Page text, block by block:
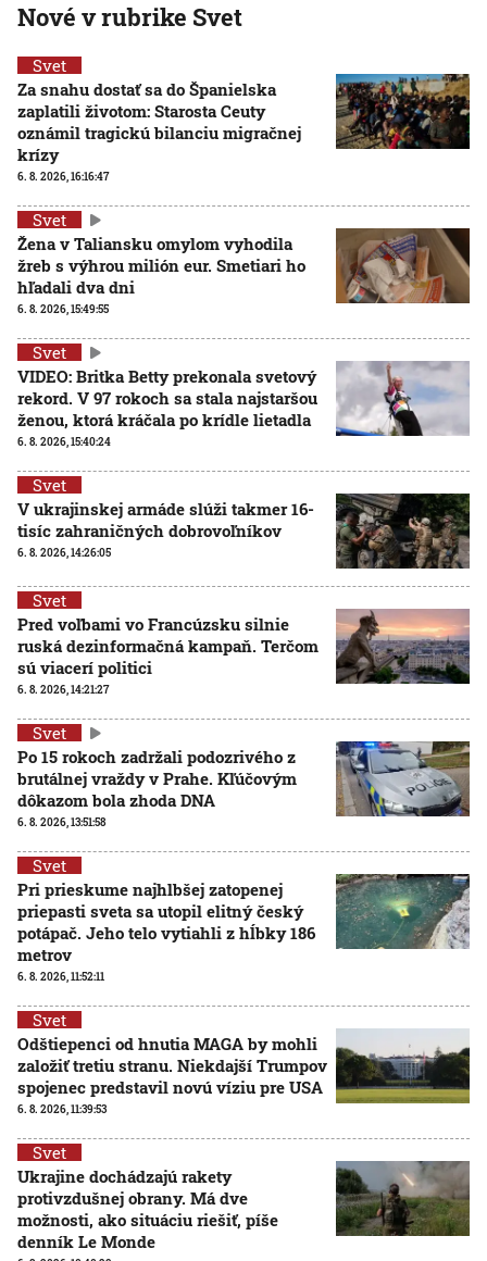
Nové v rubrike Svet
Svet
Za snahu dostať sa do Španielska
zaplatili životom: Starosta Ceuty
oznámil tragickú bilanciu migračnej
krízy
6. 8. 2026, 16:16:47
Svet
Žena v Taliansku omylom vyhodila
žreb s výhrou milión eur. Smetiari ho
hľadali dva dni
6. 8. 2026, 15:49:55
Svet
VIDEO: Britka Betty prekonala svetový
rekord. V 97 rokoch sa stala najstaršou
ženou, ktorá kráčala po krídle lietadla
6. 8. 2026, 15:40:24
Svet
V ukrajinskej armáde slúži takmer 16-
tisíc zahraničných dobrovoľníkov
6. 8. 2026, 14:26:05
Svet
Pred voľbami vo Francúzsku silnie
ruská dezinformačná kampaň. Terčom
sú viacerí politici
6. 8. 2026, 14:21:27
Svet
Po 15 rokoch zadržali podozrivého z
brutálnej vraždy v Prahe. Kľúčovým
dôkazom bola zhoda DNA
6. 8. 2026, 13:51:58
Svet
Pri prieskume najhlbšej zatopenej
priepasti sveta sa utopil elitný český
potápač. Jeho telo vytiahli z hĺbky 186
metrov
6. 8. 2026, 11:52:11
Svet
Odštiepenci od hnutia MAGA by mohli
založiť tretiu stranu. Niekdajší Trumpov
spojenec predstavil novú víziu pre USA
6. 8. 2026, 11:39:53
Svet
Ukrajine dochádzajú rakety
protivzdušnej obrany. Má dve
možnosti, ako situáciu riešiť, píše
denník Le Monde